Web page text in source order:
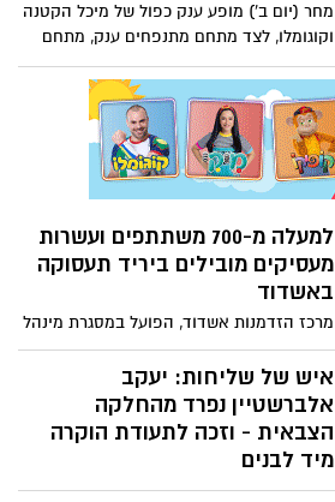
מחר (יום ב’) מופע ענק כפול של מיכל הקטנה
וקוגומלו, לצד מתחם מתנפחים ענק, מתחם
הצגות ופעילויות לכל המשפחה. הכניסה
חופשית וללא תשלום
למעלה מ-700 משתתפים ועשרות
מעסיקים מובילים ביריד תעסוקה
באשדוד
מרכז הזדמנות אשדוד, הפועל במסגרת מינהל
שירותים חברתיים של עיריית אשדוד, כמיזם
משותף בהובלה ובמימון משרד העבודה
ומשרד הרווחה, מהווה לאורך כל השנה את
העוגן המרכזי לפיתוח קריירה, שילוב
תעסוקתי וצמיחה כלכלית עבור תושבי העיר
והסביבה
איש של שליחות: יעקב
אלברשטיין נפרד מהחלקה
הצבאית - וזכה לתעודת הוקרה
מיד לבנים
לאחר קרוב לעשור שבו טיפח במסירות את